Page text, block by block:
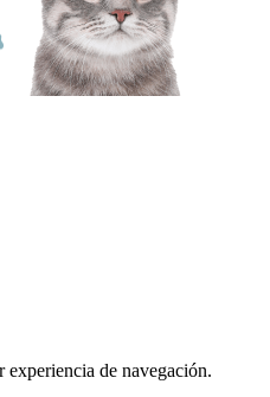
experiencia de navegación.